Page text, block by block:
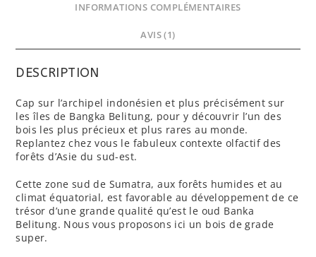
INFORMATIONS COMPLÉMENTAIRES
AVIS (1)
DESCRIPTION
Cap sur l’archipel indonésien et plus précisément sur
les îles de Bangka Belitung, pour y découvrir l’un des
bois les plus précieux et plus rares au monde.
Replantez chez vous le fabuleux contexte olfactif des
forêts d’Asie du sud-est.
Cette zone sud de Sumatra, aux forêts humides et au
climat équatorial, est favorable au développement de ce
trésor d’une grande qualité qu’est le oud Banka
Belitung. Nous vous proposons ici un bois de grade
super.